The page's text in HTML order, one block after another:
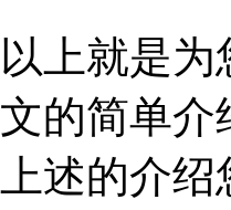
以上就是
文的简单介
上述的介